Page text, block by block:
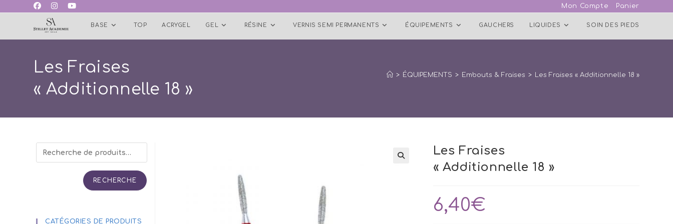
Mon Compte Panier
BASE TOP ACRYGEL GEL RÉSINE VERNIS SEMI PERMANENTS ÉQUIPEMENTS GAUCHERS LIQUIDES SOIN DES PIEDS
Les Fraises
« Additionnelle 18 »
> ÉQUIPEMENTS > Embouts & Fraises > Les Fraises « Additionnelle 18 »
Les Fraises
« Additionnelle 18 »
6,40€
RECHERCHE
CATÉGORIES DE PRODUITS